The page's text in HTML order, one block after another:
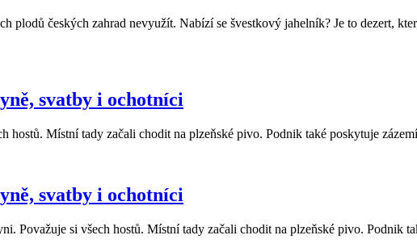
plodů českých zahrad nevyužít. Nabízí se švestkový jahelník? Je to dezert,
svatby i ochotníci
hostů. Místní tady začali chodit na plzeňské pivo. Podnik také poskytuje
svatby i ochotníci
Považuje si všech hostů. Místní tady začali chodit na plzeňské pivo. Podnik